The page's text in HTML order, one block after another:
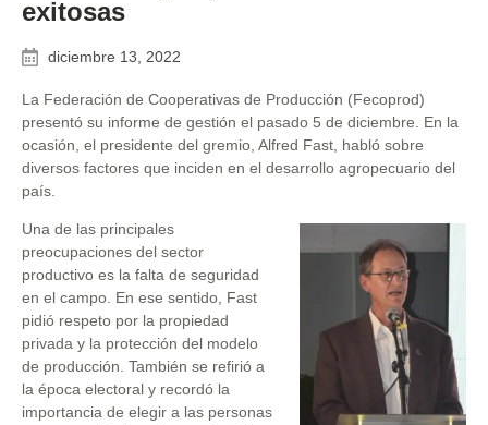
exitosas
diciembre 13, 2022
La Federación de Cooperativas de Producción (Fecoprod)
presentó su informe de gestión el pasado 5 de diciembre. En la
ocasión, el presidente del gremio, Alfred Fast, habló sobre
diversos factores que inciden en el desarrollo agropecuario del
país.
Una de las principales
preocupaciones del sector
productivo es la falta de seguridad
en el campo. En ese sentido, Fast
pidió respeto por la propiedad
privada y la protección del modelo
de producción. También se refirió a
la época electoral y recordó la
importancia de elegir a las personas